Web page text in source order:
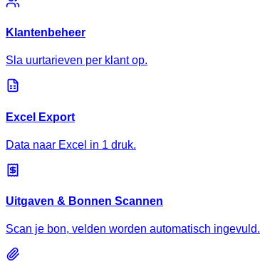
Klantenbeheer
Sla uurtarieven per klant op.
Excel Export
Data naar Excel in 1 druk.
Uitgaven & Bonnen Scannen
Scan je bon, velden worden automatisch ingevuld.